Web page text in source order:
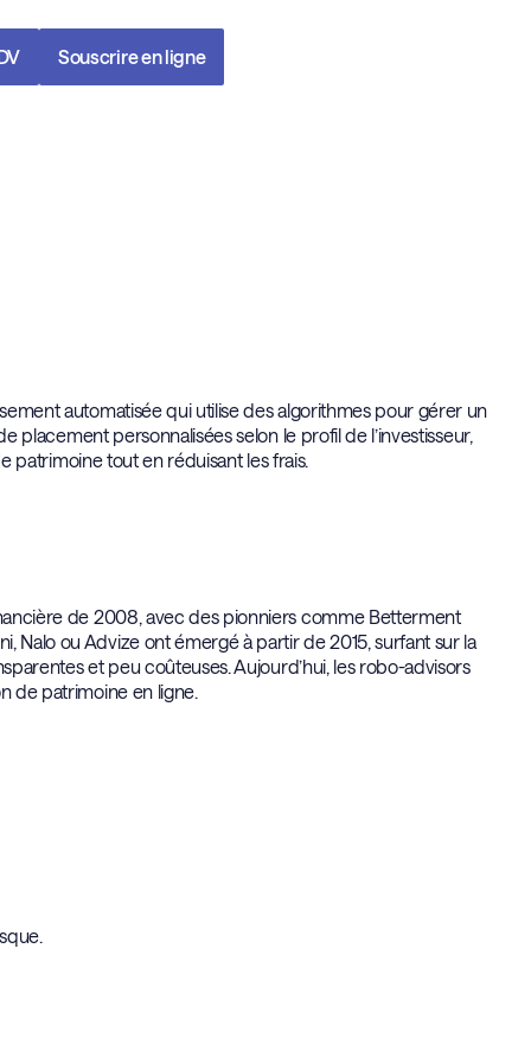
Souscrire en ligne
automatisée qui utilise des algorithmes pour gérer un
placement personnalisées selon le profil de l’investisseur,
patrimoine tout en réduisant les frais.
de 2008, avec des pionniers comme Betterment
Nalo ou Advize ont émergé à partir de 2015, surfant sur la
et peu coûteuses. Aujourd’hui, les robo-advisors
de patrimoine en ligne.